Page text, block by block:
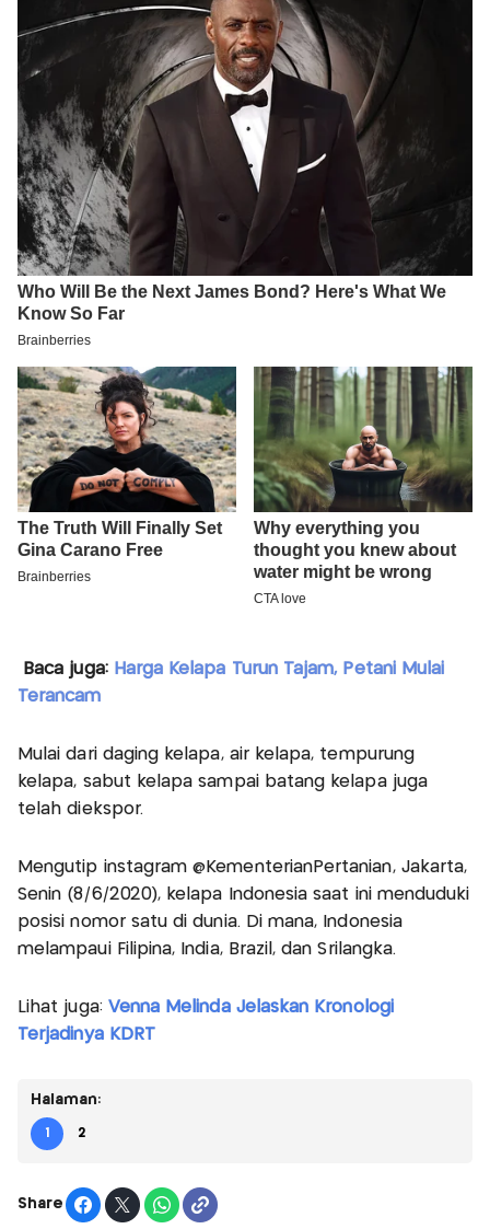
Baca juga: Harga Kelapa Turun Tajam, Petani Mulai
Terancam
Mulai dari daging kelapa, air kelapa, tempurung
kelapa, sabut kelapa sampai batang kelapa juga
telah diekspor.
Mengutip instagram @KementerianPertanian, Jakarta,
Senin (8/6/2020), kelapa Indonesia saat ini menduduki
posisi nomor satu di dunia. Di mana, Indonesia
melampaui Filipina, India, Brazil, dan Srilangka.
Lihat juga: Venna Melinda Jelaskan Kronologi
Terjadinya KDRT
Halaman:
1 2
Share